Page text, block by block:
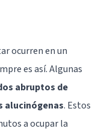
ocurren en un
es así. Algunas
abruptos de
alucinógenas. Estos
a ocupar la